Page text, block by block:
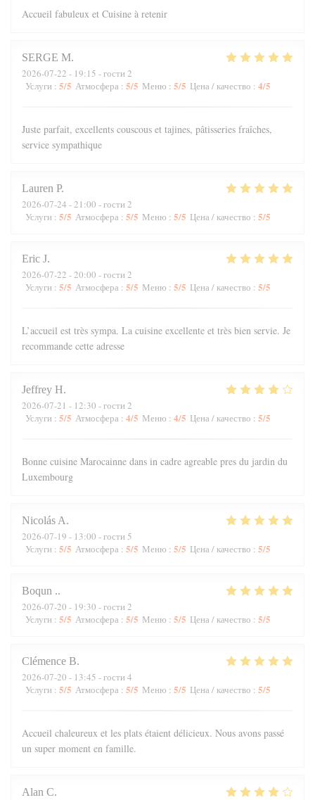
Accueil fabuleux et Cuisine à retenir
SERGE M
2026-07-22 - 19:15 - гости 2
Услуги : 5/5 Атмосфера : 5/5 Меню : 5/5 Цена / качество : 4/5
Juste parfait, excellents couscous et tajines, pâtisseries fraîches,
service sympathique
Lauren P
2026-07-24 - 21:00 - гости 2
Услуги : 5/5 Атмосфера : 5/5 Меню : 5/5 Цена / качество : 5/5
Eric J
2026-07-22 - 20:00 - гости 2
Услуги : 5/5 Атмосфера : 5/5 Меню : 5/5 Цена / качество : 5/5
L’accueil est très sympa. La cuisine excellente et très bien servie. Je
recommande cette adresse
Jeffrey H
2026-07-21 - 12:30 - гости 2
Услуги : 5/5 Атмосфера : 4/5 Меню : 4/5 Цена / качество : 5/5
Bonne cuisine Marocainne dans in cadre agreable pres du jardin du
Luxembourg
Nicolás A
2026-07-19 - 13:00 - гости 5
Услуги : 5/5 Атмосфера : 5/5 Меню : 5/5 Цена / качество : 5/5
Boqun .
2026-07-20 - 19:30 - гости 2
Услуги : 5/5 Атмосфера : 5/5 Меню : 5/5 Цена / качество : 5/5
Clémence B
2026-07-20 - 13:45 - гости 4
Услуги : 5/5 Атмосфера : 5/5 Меню : 5/5 Цена / качество : 5/5
Accueil chaleureux et les plats étaient délicieux. Nous avons passé
un super moment en famille.
Alan C